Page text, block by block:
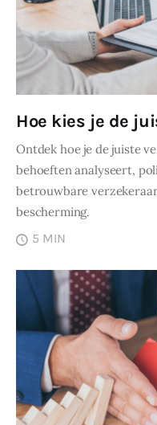
Hoe kies je de
Ontdek hoe je de juiste
behoeften analyseert,
betrouwbare
bescherming.
5 MIN